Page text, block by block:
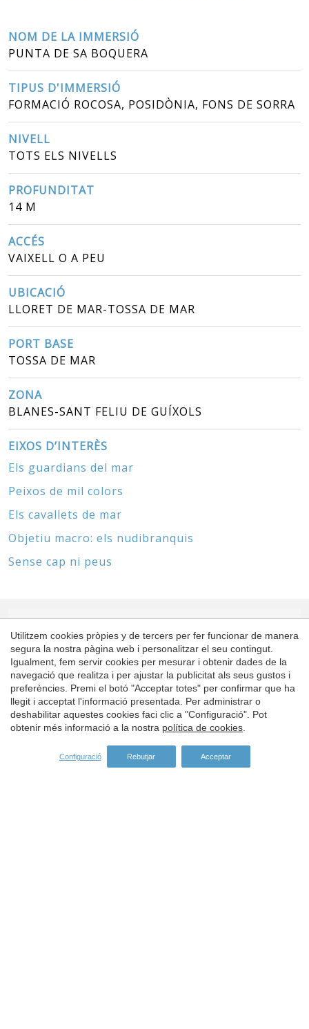
NOM DE LA IMMERSIÓ
PUNTA DE SA BOQUERA
TIPUS D'IMMERSIÓ
FORMACIÓ ROCOSA, POSIDÒNIA, FONS DE SORRA
NIVELL
TOTS ELS NIVELLS
PROFUNDITAT
14 M
ACCÉS
VAIXELL O A PEU
UBICACIÓ
LLORET DE MAR-TOSSA DE MAR
PORT BASE
TOSSA DE MAR
ZONA
BLANES-SANT FELIU DE GUÍXOLS
EIXOS D’INTERÈS
Els guardians del mar
Peixos de mil colors
Els cavallets de mar
Objetiu macro: els nudibranquis
Sense cap ni peus
ESPÒNSORS
Utilitzem cookies pròpies y de tercers per fer funcionar de manera
segura la nostra pàgina web i personalitzar el seu contingut.
Igualment, fem servir cookies per mesurar i obtenir dades de la
navegació que realitza i per ajustar la publicitat als seus gustos i
preferències. Premi el botó "Acceptar totes" per confirmar que ha
llegit i acceptat l'informació presentada. Per administrar o
deshabilitar aquestes cookies faci clic a "Configuració". Pot
obtenir més informació a la nostra política de cookies.
Configuració Rebutjar Acceptar
Guardar configuració Acceptar totes